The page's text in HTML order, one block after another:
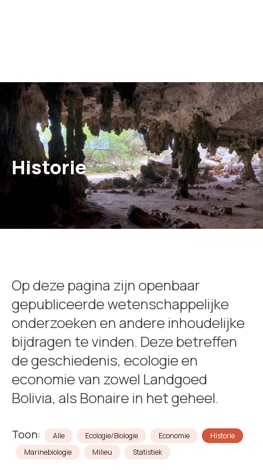
Historie
Op deze pagina zijn openbaar
gepubliceerde wetenschappelijke
onderzoeken en andere inhoudelijke
bijdragen te vinden. Deze betreffen
de geschiedenis, ecologie en
economie van zowel Landgoed
Bolivia, als Bonaire in het geheel.
Toon: Alle Ecologie/Biologie Economie
Historie
Marinebiologie
Milieu Statistiek